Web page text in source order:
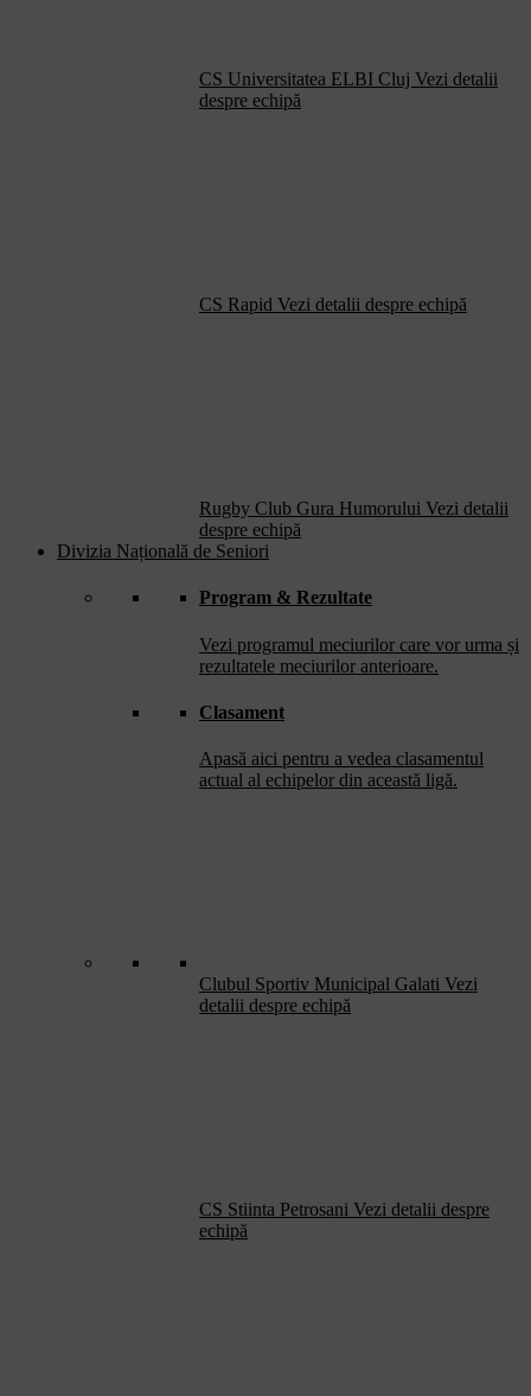
CS Universitatea ELBI Cluj Vezi detalii
despre echipă
CS Rapid Vezi detalii despre echipă
Rugby Club Gura Humorului Vezi detalii
despre echipă
Divizia Națională de Seniori
Program & Rezultate
Vezi programul meciurilor care vor urma și
rezultatele meciurilor anterioare.
Clasament
Apasă aici pentru a vedea clasamentul
actual al echipelor din această ligă.
Clubul Sportiv Municipal Galati Vezi
detalii despre echipă
CS Stiinta Petrosani Vezi detalii despre
echipă